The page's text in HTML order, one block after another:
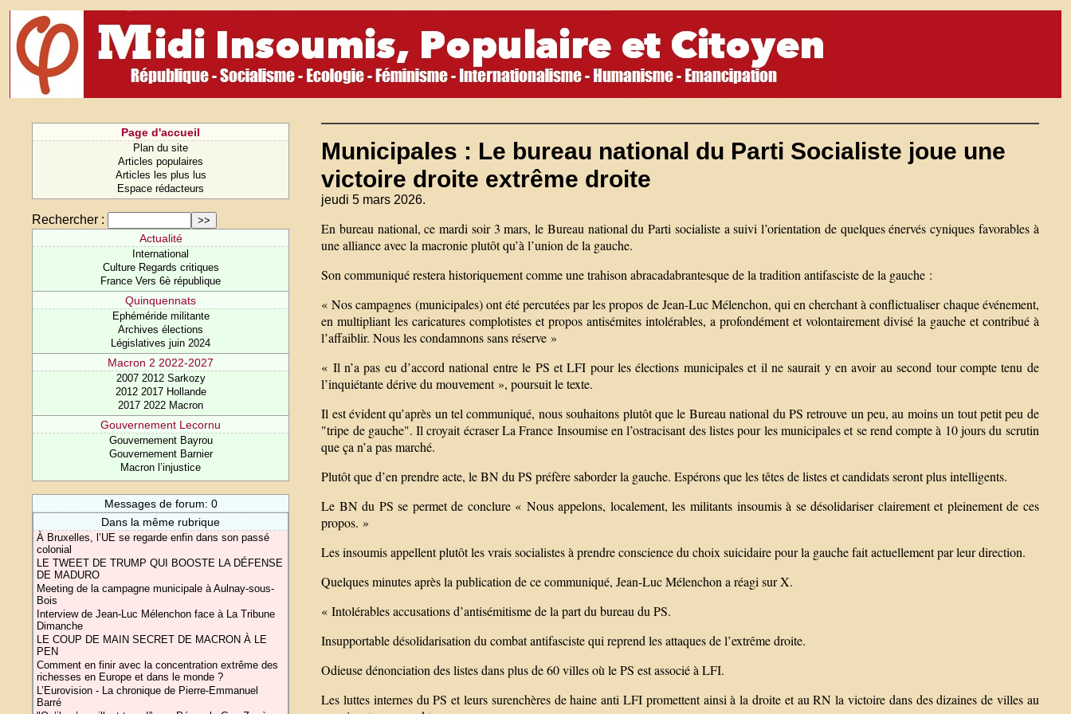
Page d'accueil
Plan du site
Articles populaires
Articles les plus lus
Espace rédacteurs
Rechercher :
Actualité
International
Culture Regards critiques
France Vers 6è république
Quinquennats
Ephéméride militante
Archives élections
Législatives juin 2024
Macron 2 2022-2027
2007 2012 Sarkozy
2012 2017 Hollande
2017 2022 Macron
Gouvernement Lecornu
Gouvernement Bayrou
Gouvernement Barnier
Macron l’injustice
Messages de forum: 0
Dans la même rubrique
À Bruxelles, l’UE se regarde enfin dans son passé
colonial
LE TWEET DE TRUMP QUI BOOSTE LA DÉFENSE
DE MADURO
Meeting de la campagne municipale à Aulnay-sous-
Bois
Interview de Jean-Luc Mélenchon face à La Tribune
Dimanche
LE COUP DE MAIN SECRET DE MACRON À LE
PEN
Comment en finir avec la concentration extrême des
richesses en Europe et dans le monde ?
L’Eurovision - La chronique de Pierre-Emmanuel
Barré
Municipales : Le bureau national du Parti Socialiste joue une
victoire droite extrême droite
jeudi 5 mars 2026.
En bureau national, ce mardi soir 3 mars, le Bureau national du Parti socialiste a suivi l’orientation de quelques énervés cyniques favorables à
une alliance avec la macronie plutôt qu’à l’union de la gauche.
Son communiqué restera historiquement comme une trahison abracadabrantesque de la tradition antifasciste de la gauche :
« Nos campagnes (municipales) ont été percutées par les propos de Jean-Luc Mélenchon, qui en cherchant à conflictualiser chaque événement,
en multipliant les caricatures complotistes et propos antisémites intolérables, a profondément et volontairement divisé la gauche et contribué à
l’affaiblir. Nous les condamnons sans réserve »
« Il n’a pas eu d’accord national entre le PS et LFI pour les élections municipales et il ne saurait y en avoir au second tour compte tenu de
l’inquiétante dérive du mouvement », poursuit le texte.
Il est évident qu’après un tel communiqué, nous souhaitons plutôt que le Bureau national du PS retrouve un peu, au moins un tout petit peu de
"tripe de gauche". Il croyait écraser La France Insoumise en l’ostracisant des listes pour les municipales et se rend compte à 10 jours du scrutin
que ça n’a pas marché.
Plutôt que d’en prendre acte, le BN du PS préfère saborder la gauche. Espérons que les têtes de listes et candidats seront plus intelligents.
Le BN du PS se permet de conclure « Nous appelons, localement, les militants insoumis à se désolidariser clairement et pleinement de ces
propos. »
Les insoumis appellent plutôt les vrais socialistes à prendre conscience du choix suicidaire pour la gauche fait actuellement par leur direction.
Quelques minutes après la publication de ce communiqué, Jean-Luc Mélenchon a réagi sur X.
« Intolérables accusations d’antisémitisme de la part du bureau du PS.
Insupportable désolidarisation du combat antifasciste qui reprend les attaques de l’extrême droite.
Odieuse dénonciation des listes dans plus de 60 villes où le PS est associé à LFI.
Les luttes internes du PS et leurs surenchères de haine anti LFI promettent ainsi à la droite et au RN la victoire dans des dizaines de villes au